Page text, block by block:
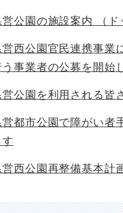
営公園の施設案内 （ド
営西公園官民連携事業
事業者の公募を開始
営公園を利用される皆
営都市公園で障がい者
す
営西公園再整備基本計